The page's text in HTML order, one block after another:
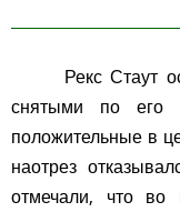
Рекс Стаут
снятыми по его
положительные в
наотрез
отмечали, что